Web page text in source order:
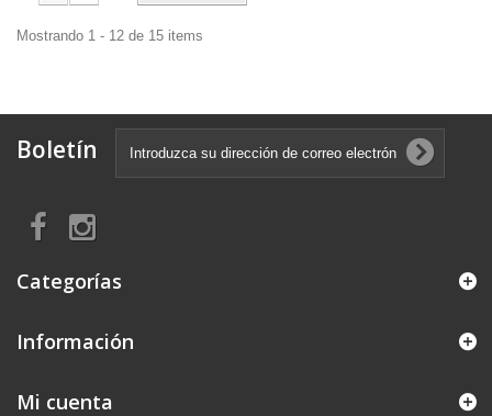
Mostrando 1 - 12 de 15 items
Boletín
Categorías
Información
Mi cuenta